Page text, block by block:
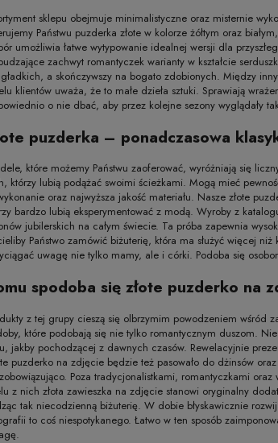
sklepu obejmuje minimalistyczne oraz misternie
Państwu puzderka złote w kolorze żółtym oraz
umożliwia łatwe wytypowanie idealnej wersji dla
zachwyt romantyczek warianty w kształcie
a skończywszy na bogato zdobionych. Między
klientów uważa, że to małe dzieła sztuki. Sprawiają
o nie dbać, aby przez kolejne sezony wyglądały
puzderka – ponadczasowa
które możemy Państwu zaoferować, wyróżniają się
którzy lubią podążać swoimi ścieżkami. Mogą mieć
oraz najwyższa jakość materiału. Nasze złote
bardzo lubią eksperymentować z modą. Wyroby z
jubilerskich na całym świecie. Ta próba zapewnia
Państwo zamówić biżuterię, która ma służyć więcej
uwagę nie tylko mamy, ale i córki. Podoba się
spodoba się złote puzderko na
z tej grupy cieszą się olbrzymim powodzeniem
które podobają się nie tylko romantycznym duszom.
jakby pochodzącej z dawnych czasów. Rewelacyjnie
puzderko na zdjęcie będzie też pasowało do dżinsów
Poza tradycjonalistkami, romantyczkami
z nich złota zawieszka na zdjęcie stanowi oryginalny
tak niecodzienną biżuterię. W dobie błyskawicznie
to coś niespotykanego. Łatwo w ten sposób